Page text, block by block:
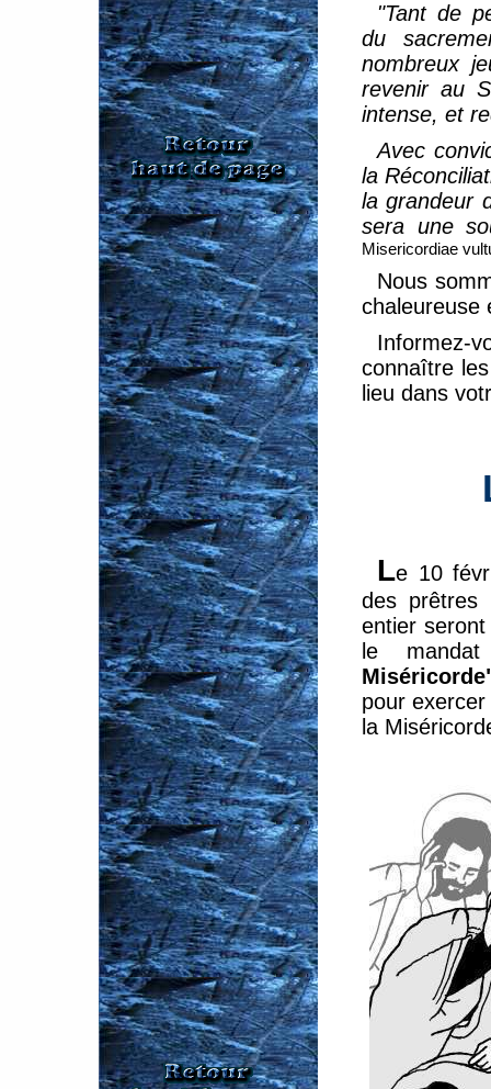
"Tant de
du
nombreux
revenir au
intense, et
Avec
la
la grandeur
sera une
Misericordiae
Nous
chaleureuse
Informez-
connaître
lieu dans
Le 10
des prêtres
entier
le
pour
la